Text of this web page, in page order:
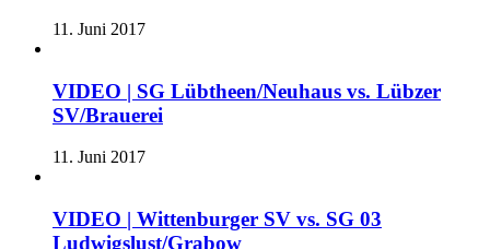
11. Juni 2017
VIDEO | SG Lübtheen/Neuhaus vs. Lübzer
SV/Brauerei
11. Juni 2017
VIDEO | Wittenburger SV vs. SG 03
Ludwigslust/Grabow